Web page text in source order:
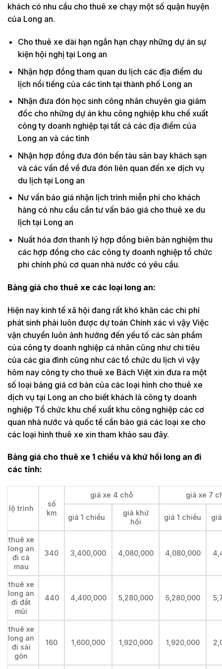
khách có nhu cầu cho thuê xe chạy một số quận huyện
của Long an.
Cho thuê xe dài hạn ngắn hạn chạy những dự án sự
kiện hội nghị tại Long an
Nhận hợp đồng tham quan du lịch các địa điểm du
lịch nổi tiếng của các tỉnh tại thành phố Long an
Nhận đưa đón học sinh công nhân chuyên gia giám
đốc cho những dự án khu công nghiệp khu chế xuất
công ty doanh nghiệp tại tất cả các địa điểm của
Long an và các tỉnh
Nhận hợp đồng đưa đón bến tàu sân bay khách sạn
và các vấn đề về đưa đón liên quan đến xe dịch vụ
du lịch tại Long an
Nư vấn báo giá nhận lịch trình miễn phí cho khách
hàng có nhu cầu cần tư vấn báo giá cho thuê xe du
lịch tại Long an
Nuất hóa đơn thanh lý hợp đồng biên bản nghiệm thu
các hợp đồng cho các công ty doanh nghiệp tổ chức
phi chính phủ cơ quan nhà nước có yêu cầu.
Bảng giá cho thuê xe các loại long an:
Hiện nay kinh tế xã hội đang rất khó khăn các chi phí
phát sinh phải luôn được dự toán Chính xác vì vậy Việc
vận chuyển luôn ảnh hưởng đến yếu tố các sản phẩm
của công ty doanh nghiệp cá nhân cũng như chi tiêu
của các gia đình cũng như các tổ chức du lịch vì vậy
hôm nay công ty cho thuê xe Bách Việt xin đưa ra một
số loại bảng giá cơ bản của các loại hình cho thuê xe
dịch vụ tại Long an cho biết khách là công ty doanh
nghiệp Tổ chức khu chế xuất khu công nghiệp các cơ
quan nhà nước và quốc tế cần báo giá các loại xe cho
các loại hình thuê xe xin tham khảo sau đây.
Bảng giá cho thuê xe 1 chiều và khứ hồi long an đi
các tỉnh:
lộ trình
số
km
giá xe 4 chỗ giá xe 7
giá 1 chiều
giá khứ
hồi
giá 1 chiều
thuê xe
long an
đi cà
mau
340 3,400,000 4,080,000 4,080,000
thuê xe
long an
đi đất
mũi
440 4,400,000 5,280,000 5,280,000
thuê xe
long an
đi sài
gòn
160 1,600,000 1,920,000 1,920,000